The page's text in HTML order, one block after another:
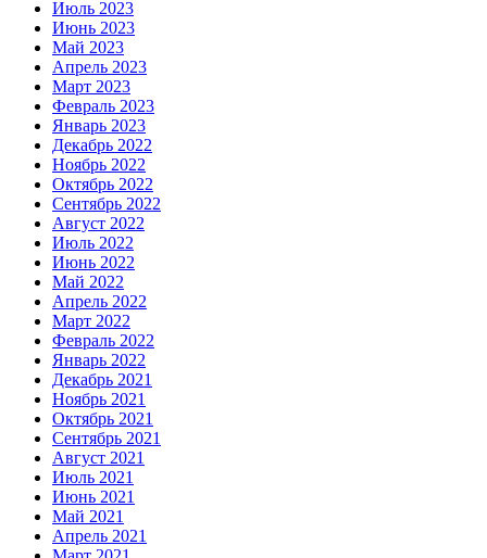
Июль 2023
Июнь 2023
Май 2023
Апрель 2023
Март 2023
Февраль 2023
Январь 2023
Декабрь 2022
Ноябрь 2022
Октябрь 2022
Сентябрь 2022
Август 2022
Июль 2022
Июнь 2022
Май 2022
Апрель 2022
Март 2022
Февраль 2022
Январь 2022
Декабрь 2021
Ноябрь 2021
Октябрь 2021
Сентябрь 2021
Август 2021
Июль 2021
Июнь 2021
Май 2021
Апрель 2021